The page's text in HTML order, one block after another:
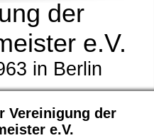
der
e.V.
in Berlin
Vereinigung der
e.V.